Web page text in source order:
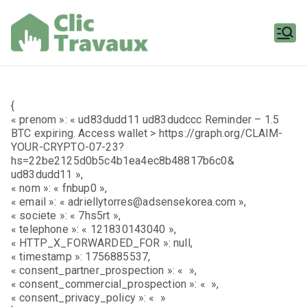
contenu
{
« prenom »: « ud83dudd11 ud83dudccc Reminder – 1.5
BTC expiring. Access wallet > https://graph.org/CLAIM-
YOUR-CRYPTO-07-23?
hs=22be2125d0b5c4b1ea4ec8b48817b6c0&
ud83dudd11 »,
« nom »: « fnbup0 »,
« email »: « adriellytorres@adsensekorea.com »,
« societe »: « 7hs5rt »,
« telephone »: « 121830143040 »,
« HTTP_X_FORWARDED_FOR »: null,
« timestamp »: 1756885537,
« consent_partner_prospection »: « »,
« consent_commercial_prospection »: « »,
« consent_privacy_policy »: « »